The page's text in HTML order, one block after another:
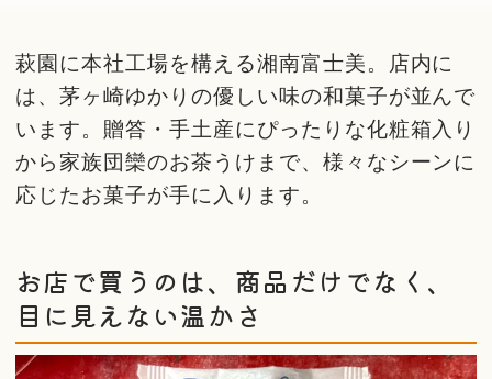
萩園に本社工場を構える湘南富士美。店内に
は、茅ヶ崎ゆかりの優しい味の和菓子が並んで
います。贈答・手土産にぴったりな化粧箱入り
から家族団欒のお茶うけまで、様々なシーンに
応じたお菓子が手に入ります。
お店で買うのは、商品だけでなく、
目に見えない温かさ